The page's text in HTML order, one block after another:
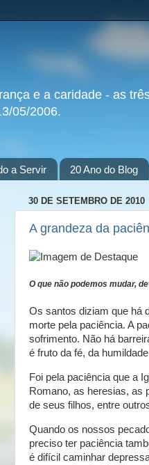
e a caridade - as
05/2006.
a Servir 20 Ano do Blog
30 DE SETEMBRO DE 2010
A grandeza da
O que não podemos mudar,
Os santos diziam que há
morte pela paciência. A
sofrimento. Não há
é fruto da fé, da
Foi pela paciência que a
Romano, as heresias, as
de seus filhos, entre
Quando os nossos
preciso ter paciência
é difícil caminhar